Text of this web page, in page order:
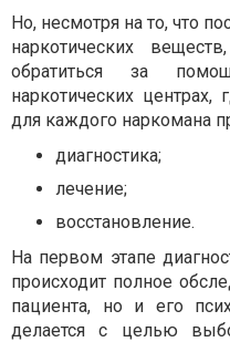
Но, несмотря на то, что
наркотических
обратиться за
наркотических
для каждого наркомана
диагностика;
лечение;
восстановление.
На первом этапе
происходит полное
пациента, но и его
делается с целью